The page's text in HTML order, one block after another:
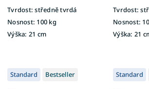
Tvrdost: středně tvrdá
Nosnost: 100 kg
Výška: 21 cm
Tvrdost:
Nosnost:
Výška: 21
Standard Bestseller Standard